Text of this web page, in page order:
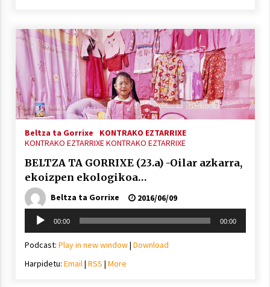
Beltza ta Gorrixe
KONTRAKO EZTARRIXE
KONTRAKO EZTARRIXEKONTRAKO EZTARRIXE
BELTZA TA GORRIXE (23.a) -Oilar azkarra,
ekoizpen ekologikoa…
Beltza ta Gorrixe
2016/06/09
Soinu
erreproduzigailua
00:00 00:00
Podcast: Play in new window| Download
Harpidetu: Email| RSS | More